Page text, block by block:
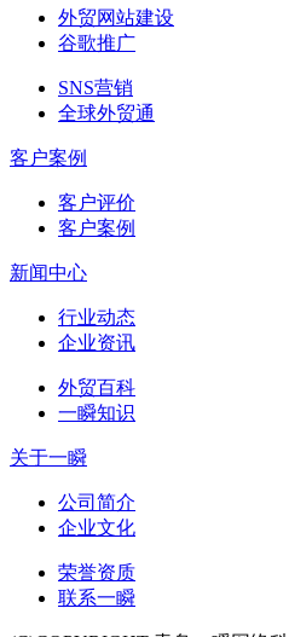
外贸网站建设
谷歌推广
SNS营销
全球外贸通
客户案例
客户评价
客户案例
新闻中心
行业动态
企业资讯
外贸百科
一瞬知识
关于一瞬
公司简介
企业文化
荣誉资质
联系一瞬